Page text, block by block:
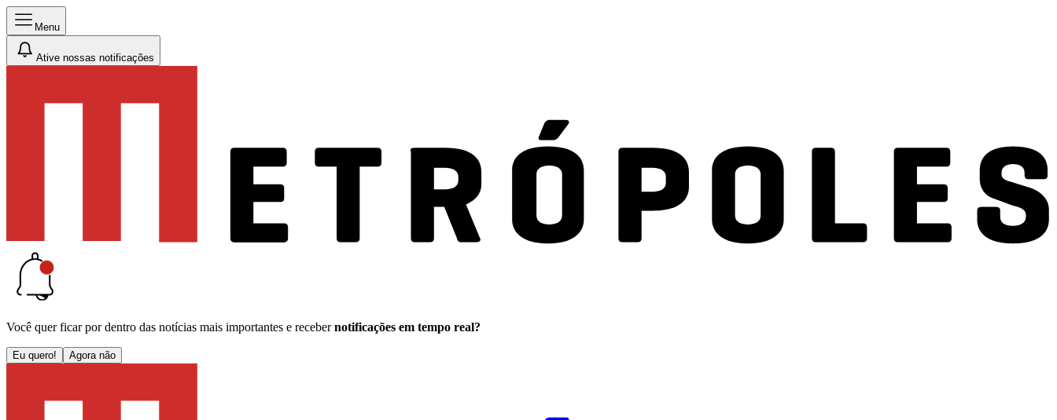
Menu
Ative nossas notificações
Você quer ficar por dentro das notícias mais importantes e receber notificações em tempo real?
Eu quero! Agora não